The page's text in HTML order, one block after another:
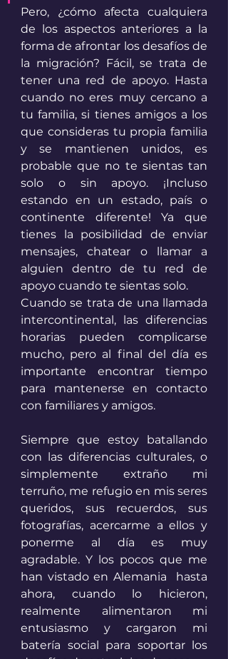
Pero, ¿cómo afecta cualquiera
de los aspectos anteriores a la
forma de afrontar los desafíos de
la migración? Fácil, se trata de
tener una red de apoyo. Hasta
cuando no eres muy cercano a
tu familia, si tienes amigos a los
que consideras tu propia familia
y se mantienen unidos, es
probable que no te sientas tan
solo o sin apoyo. ¡Incluso
estando en un estado, país o
continente diferente! Ya que
tienes la posibilidad de enviar
mensajes, chatear o llamar a
alguien dentro de tu red de
apoyo cuando te sientas solo.
Cuando se trata de una llamada
intercontinental, las diferencias
horarias pueden complicarse
mucho, pero al final del día es
importante encontrar tiempo
para mantenerse en contacto
con familiares y amigos.
Siempre que estoy batallando
con las diferencias culturales, o
simplemente extraño mi
terruño, me refugio en mis seres
queridos, sus recuerdos, sus
fotografías, acercarme a ellos y
ponerme al día es muy
agradable. Y los pocos que me
han vistado en Alemania  hasta
ahora, cuando lo hicieron,
realmente alimentaron mi
entusiasmo y cargaron mi
batería social para soportar los